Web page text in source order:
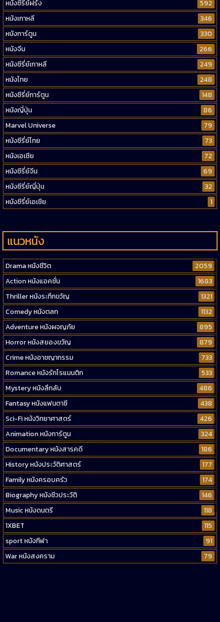
หนังซีรี่ย์ฝรั่ง
592
หนังเกาหลี
346
หนังการ์ตูน
330
หนังจีน
266
หนังซีรี่ย์เกาหลี
249
หนังไทย
248
หนังซีรี่ย์การ์ตูน
148
หนังญี่ปุ่น
86
Marvel Universe
79
หนังซีรี่ย์ไทย
73
หนังเอเชีย
72
หนังซีรี่ย์จีน
69
หนังซีรี่ย์ญี่ปุ่น
32
หนังซีรี่ย์เอเชีย
1
แนวหนัง
Drama หนังชีวิต
2059
Action หนังแอคชั่น
1683
Thriller หนังระทึกขวัญ
1321
Comedy หนังตลก
1132
Adventure หนังผจญภัย
895
Horror หนังสยองขวัญ
879
Crime หนังอาชญากรรม
733
Romance หนังรักโรแมนติก
533
Mystery หนังลึกลับ
486
Fantasy หนังแฟนตาซี
438
Sci-Fi หนังวิทยาศาสตร์
426
Animation หนังการ์ตูน
324
Documentary หนังสารคดี
186
History หนังประวัติศาสตร์
177
Family หนังครอบครัว
174
Biography หนังชีวประวัติ
146
Music หนังดนตรี
118
1XBET
115
sport หนังกีฬา
91
War หนังสงคราม
79